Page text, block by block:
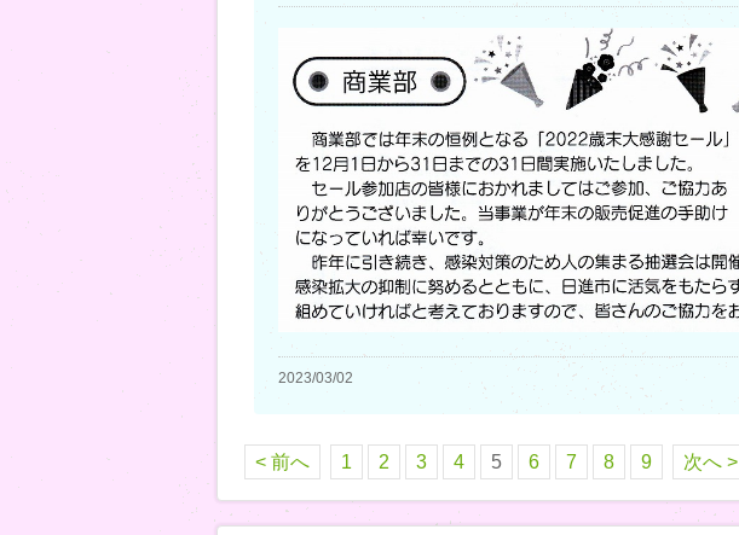
2023/03/02
< 前へ 1 2 3 4 5 6 7 8 9 次へ >